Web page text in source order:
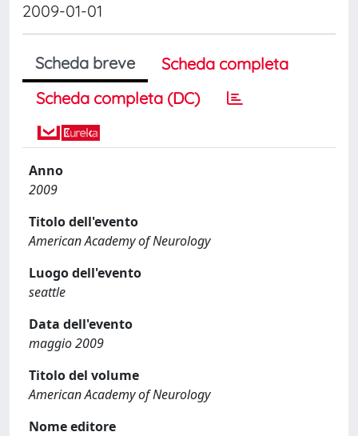
2009-01-01
Scheda breve
Scheda completa
Scheda completa (DC)
Anno
2009
Titolo dell'evento
American Academy of Neurology
Luogo dell'evento
seattle
Data dell'evento
maggio 2009
Titolo del volume
American Academy of Neurology
Nome editore